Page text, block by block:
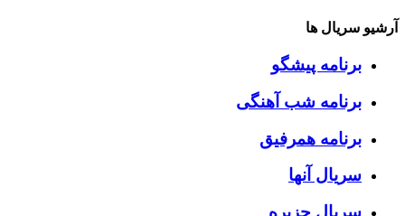
آرشیو سریال ها
برنامه پیشگو
برنامه شب آهنگی
برنامه همرفیق
سریال آنها
سریال جزیره